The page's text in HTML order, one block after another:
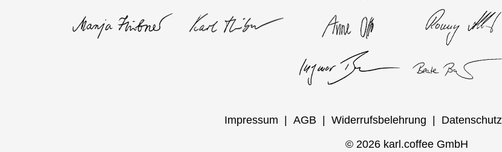
Impressum AGB Widerrufsbelehrung Datenschutz
© 2026 karl.coffee GmbH